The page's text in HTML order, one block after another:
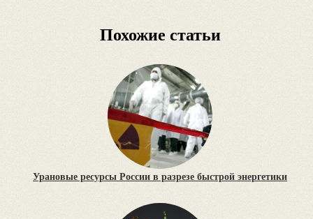
Похожие статьи
Урановые ресурсы России в разрезе быстрой энергетики